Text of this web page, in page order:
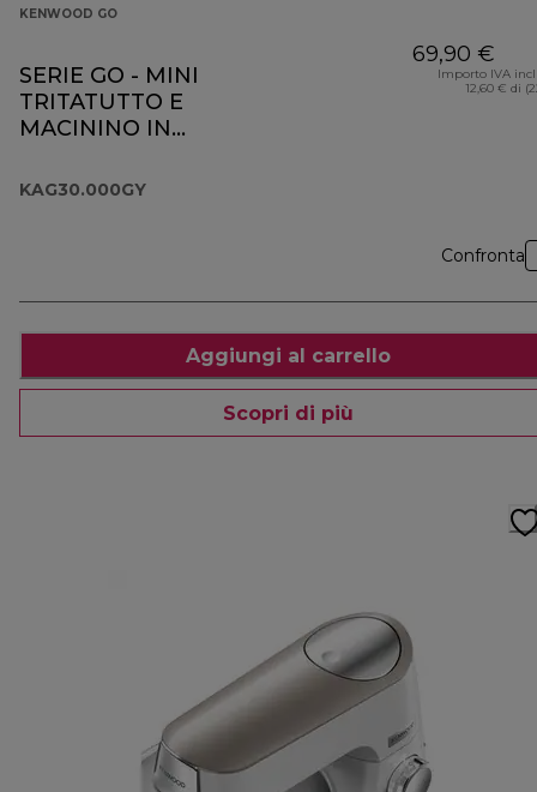
KENWOOD GO
SERIE GO - MINI
TRITATUTTO E
MACININO IN
KAG30.000GY
KAG30.000GY
69,90 €
Importo IVA
12,60 € di
Confronta
Aggiungi al carrello
Scopri di più